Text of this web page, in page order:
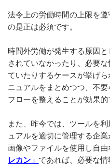
法令上の労働時間の上限を
の是正は必須です。
時間外労働が発生する原因
されていなかったり、必要
ていたりするケースが挙げ
ニュアルをまとめつつ、不
フローを整えることが効果的
また、昨今では、ツールを
ュアルを適切に管理する企
画像やファイルを使用し自
レカン」 であれば、必要な情